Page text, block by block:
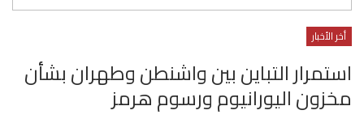
أخر الأخبار
استمرار التباين بين واشنطن وطهران بشأن
مخزون اليورانيوم ورسوم هرمز